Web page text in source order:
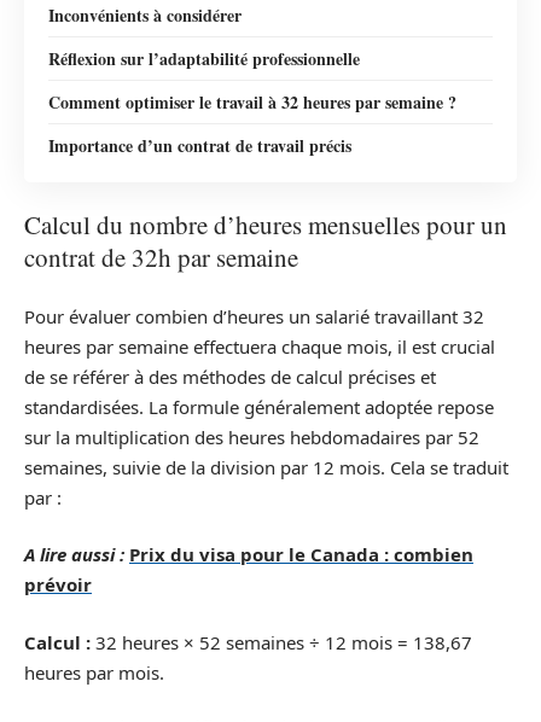
Inconvénients à considérer
Réflexion sur l’adaptabilité professionnelle
Comment optimiser le travail à 32 heures par semaine ?
Importance d’un contrat de travail précis
Calcul du nombre d’heures mensuelles pour un
contrat de 32h par semaine
Pour évaluer combien d’heures un salarié travaillant 32
heures par semaine effectuera chaque mois, il est crucial
de se référer à des méthodes de calcul précises et
standardisées. La formule généralement adoptée repose
sur la multiplication des heures hebdomadaires par 52
semaines, suivie de la division par 12 mois. Cela se traduit
par :
A lire aussi : Prix du visa pour le Canada : combien
prévoir
Calcul : 32 heures × 52 semaines ÷ 12 mois = 138,67
heures par mois.